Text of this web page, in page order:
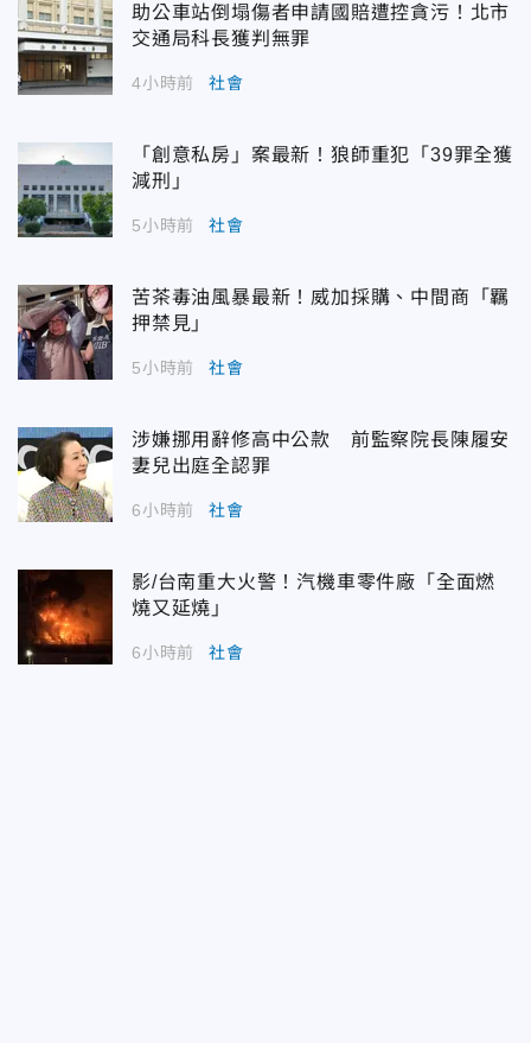
助公車站倒塌傷者申請國賠遭控貪污！北市
交通局科長獲判無罪
4小時前 社會
「創意私房」案最新！狼師重犯「39罪全獲
減刑」
5小時前 社會
苦茶毒油風暴最新！威加採購、中間商「羈
押禁見」
5小時前 社會
涉嫌挪用辭修高中公款 前監察院長陳履安
妻兒出庭全認罪
6小時前 社會
影/台南重大火警！汽機車零件廠「全面燃
燒又延燒」
6小時前 社會